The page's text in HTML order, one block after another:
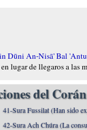
Dūni An-Nisā' Bal
lugar de llegaros a las
del
41-Sura Fussilat (Han sido
42-Sura Ach Chúra (La